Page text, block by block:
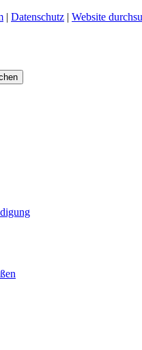
| Datenschutz | Website